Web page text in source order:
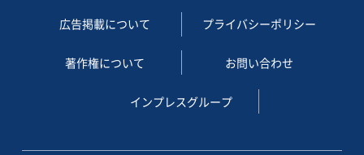
広告掲載について プライバシーポリシー
著作権について お問い合わせ
インプレスグループ